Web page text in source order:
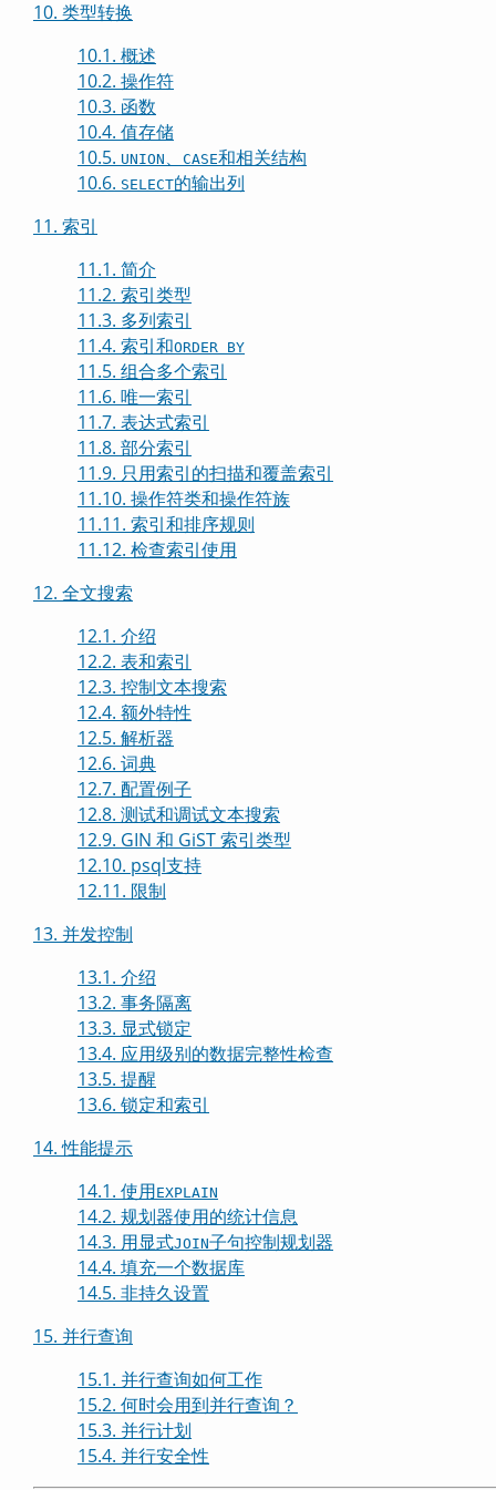
10. 类型转换
10.1. 概述
10.2. 操作符
10.3. 函数
10.4. 值存储
10.5. UNION 、 CASE和相关结构
10.6. SELECT的输出列
11. 索引
11.1. 简介
11.2. 索引类型
11.3. 多列索引
11.4. 索引和ORDER BY
11.5. 组合多个索引
11.6. 唯一索引
11.7. 表达式索引
11.8. 部分索引
11.9. 只用索引的扫描和覆盖索引
11.10. 操作符类和操作符族
11.11. 索引和排序规则
11.12. 检查索引使用
12. 全文搜索
12.1. 介绍
12.2. 表和索引
12.3. 控制文本搜索
12.4. 额外特性
12.5. 解析器
12.6. 词典
12.7. 配置例子
12.8. 测试和调试文本搜索
12.9. GIN 和 GiST 索引类型
12.10. psql支持
12.11. 限制
13. 并发控制
13.1. 介绍
13.2. 事务隔离
13.3. 显式锁定
13.4. 应用级别的数据完整性检查
13.5. 提醒
13.6. 锁定和索引
14. 性能提示
14.1. 使用EXPLAIN
14.2. 规划器使用的统计信息
14.3. 用显式JOIN子句控制规划器
14.4. 填充一个数据库
14.5. 非持久设置
15. 并行查询
15.1. 并行查询如何工作
15.2. 何时会用到并行查询？
15.3. 并行计划
15.4. 并行安全性